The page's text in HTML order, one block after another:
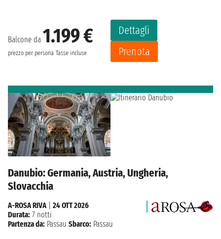
Balcone da 1.199 €
prezzo per persona Tasse incluse
Dettagli
Prenota
Danubio: Germania, Austria, Ungheria,
Slovacchia
A-ROSA RIVA| 24 OTT 2026
Durata: 7 notti
Partenza da: Passau Sbarco: Passau